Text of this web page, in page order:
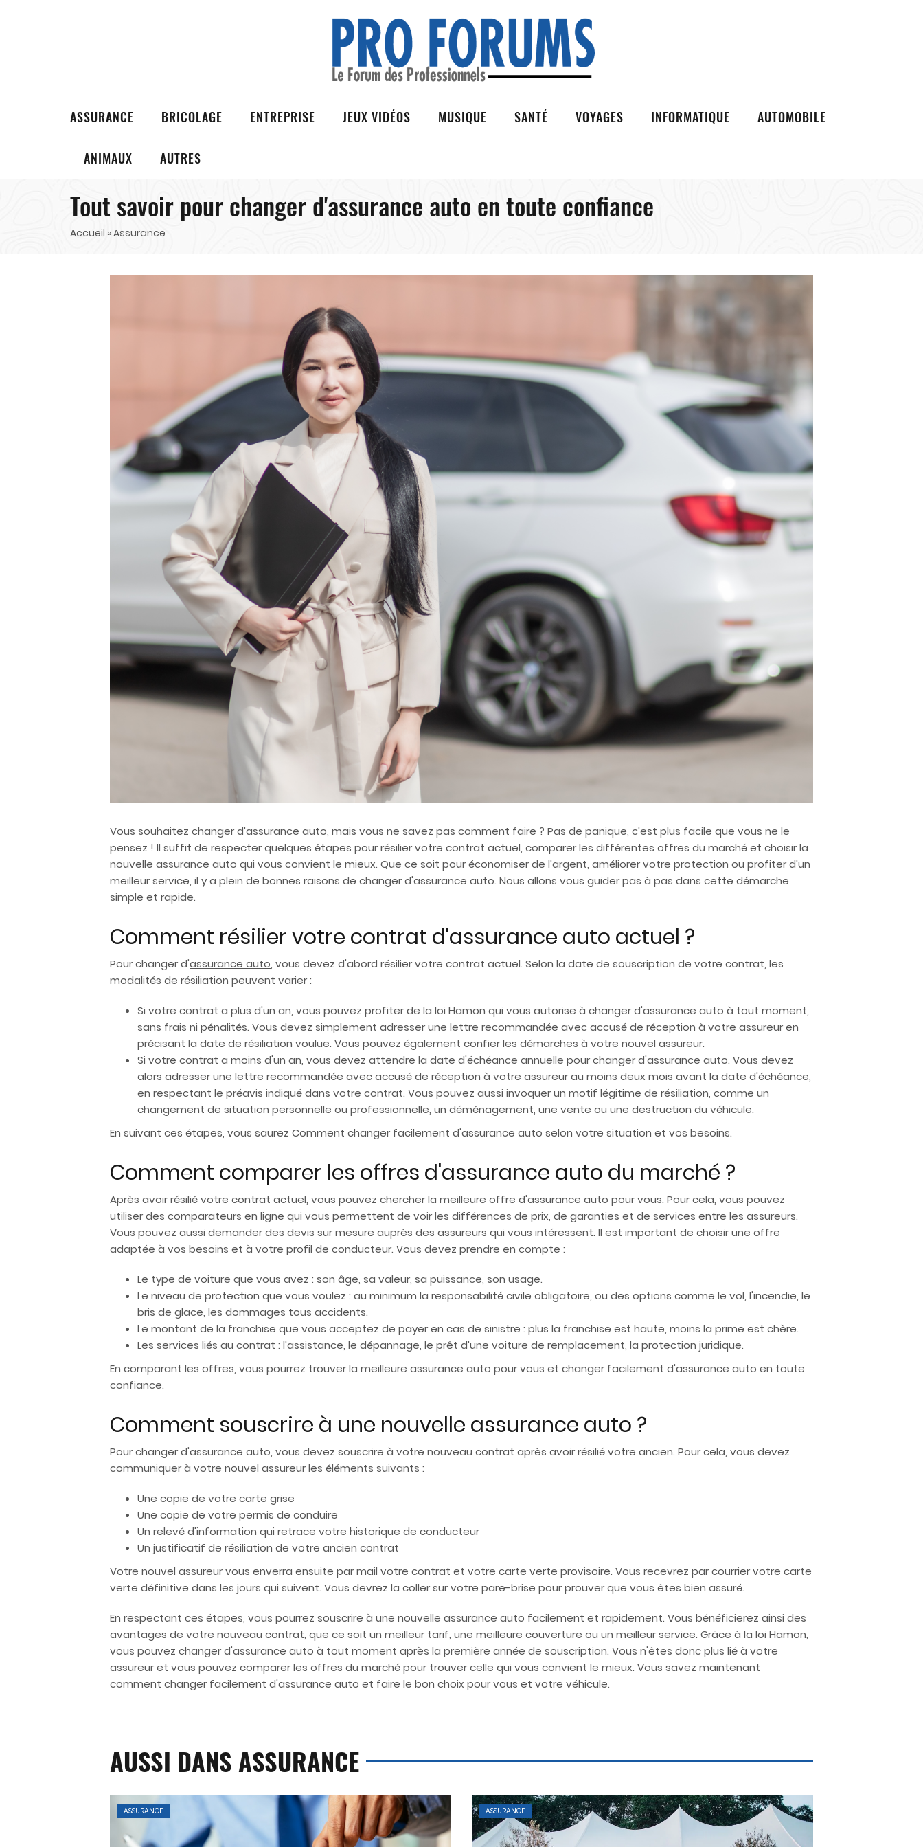
ASSURANCE BRICOLAGE ENTREPRISE JEUX VIDÉOS MUSIQUE SANTÉ VOYAGES INFORMATIQUE AUTOMOBILE
ANIMAUX AUTRES
Tout savoir pour changer d'assurance auto en toute confiance
Accueil » Assurance
Vous souhaitez changer d'assurance auto, mais vous ne savez pas comment faire ? Pas de panique, c'est plus facile que vous ne le
pensez ! Il suffit de respecter quelques étapes pour résilier votre contrat actuel, comparer les différentes offres du marché et choisir la
nouvelle assurance auto qui vous convient le mieux. Que ce soit pour économiser de l'argent, améliorer votre protection ou profiter d'un
meilleur service, il y a plein de bonnes raisons de changer d'assurance auto. Nous allons vous guider pas à pas dans cette démarche
simple et rapide.
Comment résilier votre contrat d'assurance auto actuel ?
Pour changer d'assurance auto, vous devez d'abord résilier votre contrat actuel. Selon la date de souscription de votre contrat, les
modalités de résiliation peuvent varier :
Si votre contrat a plus d'un an, vous pouvez profiter de la loi Hamon qui vous autorise à changer d'assurance auto à tout moment,
sans frais ni pénalités. Vous devez simplement adresser une lettre recommandée avec accusé de réception à votre assureur en
précisant la date de résiliation voulue. Vous pouvez également confier les démarches à votre nouvel assureur.
Si votre contrat a moins d'un an, vous devez attendre la date d'échéance annuelle pour changer d'assurance auto. Vous devez
alors adresser une lettre recommandée avec accusé de réception à votre assureur au moins deux mois avant la date d'échéance,
en respectant le préavis indiqué dans votre contrat. Vous pouvez aussi invoquer un motif légitime de résiliation, comme un
changement de situation personnelle ou professionnelle, un déménagement, une vente ou une destruction du véhicule.
En suivant ces étapes, vous saurez Comment changer facilement d'assurance auto selon votre situation et vos besoins.
Comment comparer les offres d'assurance auto du marché ?
Après avoir résilié votre contrat actuel, vous pouvez chercher la meilleure offre d'assurance auto pour vous. Pour cela, vous pouvez
utiliser des comparateurs en ligne qui vous permettent de voir les différences de prix, de garanties et de services entre les assureurs.
Vous pouvez aussi demander des devis sur mesure auprès des assureurs qui vous intéressent. Il est important de choisir une offre
adaptée à vos besoins et à votre profil de conducteur. Vous devez prendre en compte :
Le type de voiture que vous avez : son âge, sa valeur, sa puissance, son usage.
Le niveau de protection que vous voulez : au minimum la responsabilité civile obligatoire, ou des options comme le vol, l'incendie, le
bris de glace, les dommages tous accidents.
Le montant de la franchise que vous acceptez de payer en cas de sinistre : plus la franchise est haute, moins la prime est chère.
Les services liés au contrat : l'assistance, le dépannage, le prêt d'une voiture de remplacement, la protection juridique.
En comparant les offres, vous pourrez trouver la meilleure assurance auto pour vous et changer facilement d'assurance auto en toute
confiance.
Comment souscrire à une nouvelle assurance auto ?
Pour changer d'assurance auto, vous devez souscrire à votre nouveau contrat après avoir résilié votre ancien. Pour cela, vous devez
communiquer à votre nouvel assureur les éléments suivants :
Une copie de votre carte grise
Une copie de votre permis de conduire
Un relevé d'information qui retrace votre historique de conducteur
Un justificatif de résiliation de votre ancien contrat
Votre nouvel assureur vous enverra ensuite par mail votre contrat et votre carte verte provisoire. Vous recevrez par courrier votre carte
verte définitive dans les jours qui suivent. Vous devrez la coller sur votre pare-brise pour prouver que vous êtes bien assuré.
En respectant ces étapes, vous pourrez souscrire à une nouvelle assurance auto facilement et rapidement. Vous bénéficierez ainsi des
avantages de votre nouveau contrat, que ce soit un meilleur tarif, une meilleure couverture ou un meilleur service. Grâce à la loi Hamon,
vous pouvez changer d'assurance auto à tout moment après la première année de souscription. Vous n'êtes donc plus lié à votre
assureur et vous pouvez comparer les offres du marché pour trouver celle qui vous convient le mieux. Vous savez maintenant
comment changer facilement d'assurance auto et faire le bon choix pour vous et votre véhicule.
AUSSI DANS ASSURANCE
ASSURANCE ASSURANCE